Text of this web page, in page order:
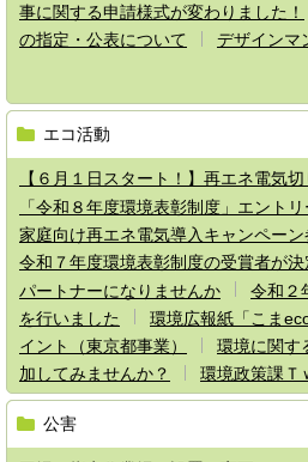
事に関する申請様式が変わりました！
の指定・公表について
デザインマ
エコ活動
【６月１日スタート！】再エネ電気
「令和８年度環境表彰制度」エント
家庭向け再エネ電気導入キャンペー
令和７年度環境表彰制度の受賞者が
パートナーになりませんか
令和２
を行いました
環境広報紙「こま
イント（東京都事業）
環境に関す
加してみませんか？
環境政策課Ｔ
公害